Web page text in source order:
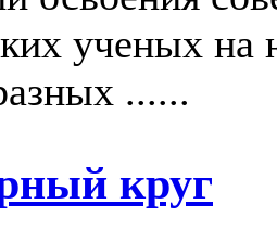
ученых
......
круг